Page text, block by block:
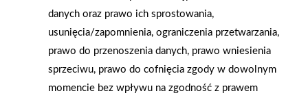
danych oraz prawo ich sprostowania,
usunięcia/zapomnienia, ograniczenia przetwarzania,
prawo do przenoszenia danych, prawo wniesienia
sprzeciwu, prawo do cofnięcia zgody w dowolnym
momencie bez wpływu na zgodność z prawem